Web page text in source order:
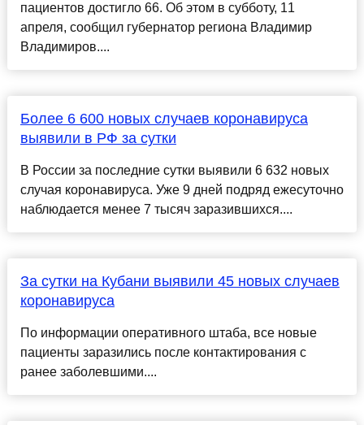
пациентов достигло 66. Об этом в субботу, 11
апреля, сообщил губернатор региона Владимир
Владимиров....
Более 6 600 новых случаев коронавируса
выявили в РФ за сутки
В России за последние сутки выявили 6 632 новых
случая коронавируса. Уже 9 дней подряд ежесуточно
наблюдается менее 7 тысяч заразившихся....
За сутки на Кубани выявили 45 новых случаев
коронавируса
По информации оперативного штаба, все новые
пациенты заразились после контактирования с
ранее заболевшими....